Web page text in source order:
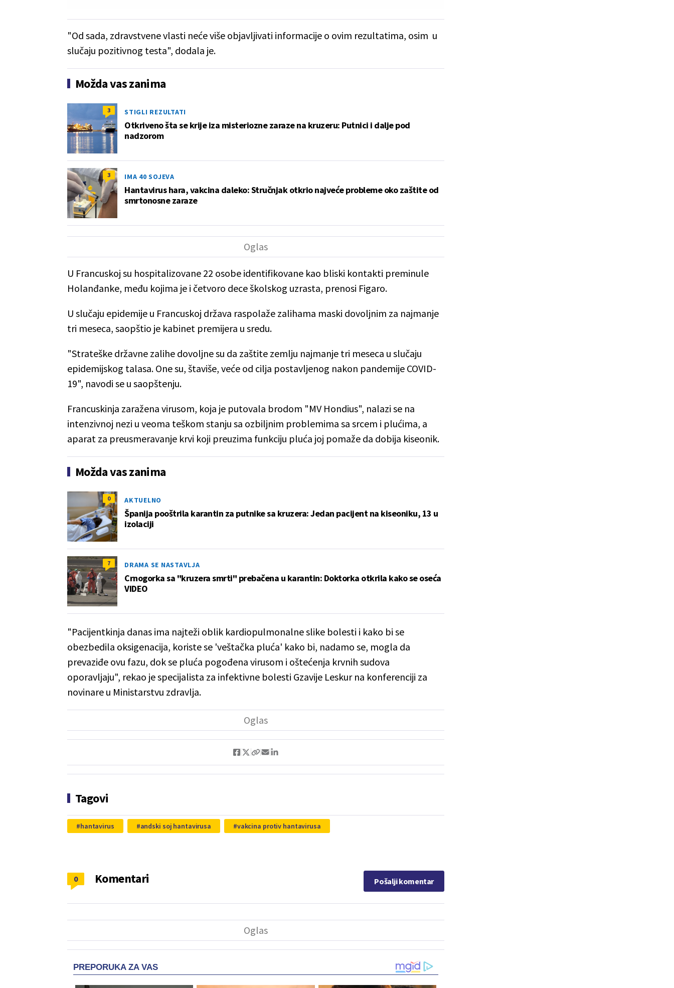
"Od sada, zdravstvene vlasti neće više objavljivati informacije o ovim rezultatima, osim u
slučaju pozitivnog testa", dodala je.
Možda vas zanima
3 STIGLI REZULTATI
Otkriveno šta se krije iza misteriozne zaraze na kruzeru: Putnici i dalje pod
nadzorom
3 IMA 40 SOJEVA
Hantavirus hara, vakcina daleko: Stručnjak otkrio najveće probleme oko zaštite od
smrtonosne zaraze
U Francuskoj su hospitalizovane 22 osobe identifikovane kao bliski kontakti preminule
Holanđanke, među kojima je i četvoro dece školskog uzrasta, prenosi Figaro.
U slučaju epidemije u Francuskoj država raspolaže zalihama maski dovoljnim za najmanje
tri meseca, saopštio je kabinet premijera u sredu.
"Strateške državne zalihe dovoljne su da zaštite zemlju najmanje tri meseca u slučaju
epidemijskog talasa. One su, štaviše, veće od cilja postavljenog nakon pandemije COVID-
19", navodi se u saopštenju.
Francuskinja zaražena virusom, koja je putovala brodom "MV Hondius", nalazi se na
intenzivnoj nezi u veoma teškom stanju sa ozbiljnim problemima sa srcem i plućima, a
aparat za preusmeravanje krvi koji preuzima funkciju pluća joj pomaže da dobija kiseonik.
Možda vas zanima
0 AKTUELNO
Španija pooštrila karantin za putnike sa kruzera: Jedan pacijent na kiseoniku, 13 u
izolaciji
7 DRAMA SE NASTAVLJA
Crnogorka sa "kruzera smrti" prebačena u karantin: Doktorka otkrila kako se oseća
VIDEO
"Pacijentkinja danas ima najteži oblik kardiopulmonalne slike bolesti i kako bi se
obezbedila oksigenacija, koriste se 'veštačka pluća' kako bi, nadamo se, mogla da
prevaziđe ovu fazu, dok se pluća pogođena virusom i oštećenja krvnih sudova
oporavljaju", rekao je specijalista za infektivne bolesti Gzavije Leskur na konferenciji za
novinare u Ministarstvu zdravlja.
Tagovi
hantavirus andski soj hantavirusa vakcina protiv hantavirusa
Komentari
0 Pošalji komentar
PREPORUKA ZA VAS